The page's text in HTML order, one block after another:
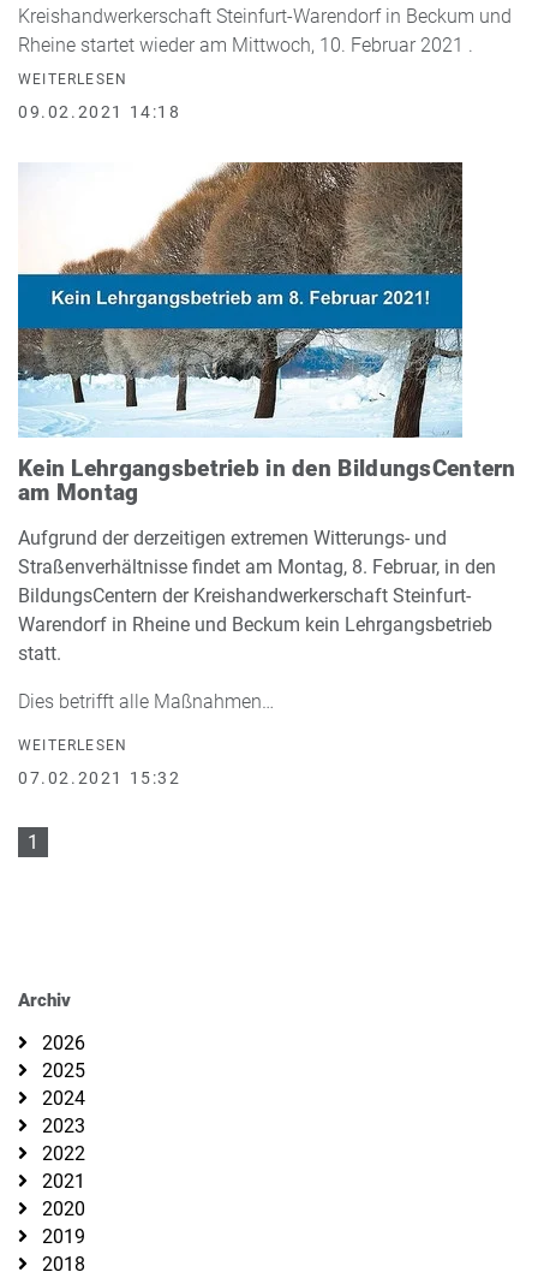
Kreishandwerkerschaft Steinfurt-Warendorf in Beckum und
Rheine startet wieder am Mittwoch, 10. Februar 2021 .
WEITERLESEN
09.02.2021 14:18
Kein Lehrgangsbetrieb in den BildungsCentern
am Montag
Aufgrund der derzeitigen extremen Witterungs- und
Straßenverhältnisse findet am Montag, 8. Februar, in den
BildungsCentern der Kreishandwerkerschaft Steinfurt-
Warendorf in Rheine und Beckum kein Lehrgangsbetrieb
statt.
Dies betrifft alle Maßnahmen…
WEITERLESEN
07.02.2021 15:32
1
Archiv
2026
2025
2024
2023
2022
2021
2020
2019
2018